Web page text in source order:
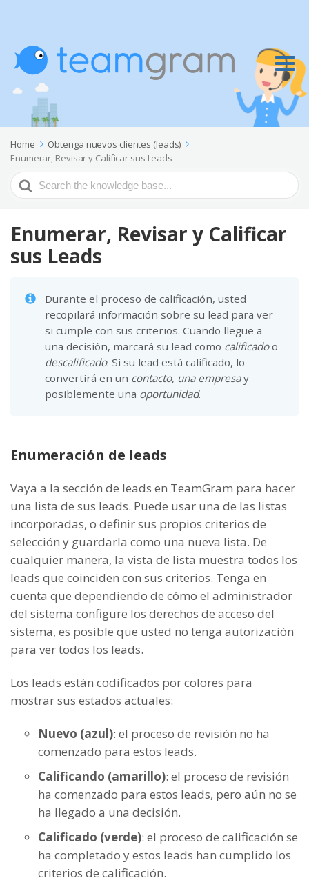
Home
Obtenga nuevos clientes (leads)
Enumerar, Revisar y Calificar sus Leads
Search
For
Enumerar, Revisar y Calificar
sus Leads
Durante el proceso de calificación, usted
recopilará información sobre su lead para ver
si cumple con sus criterios. Cuando llegue a
una decisión, marcará su lead como calificadoo
descalificado. Si su lead está calificado, lo
convertirá en un contacto, una empresay
posiblemente una oportunidad.
Enumeración de leads
Vaya a la sección de leads en TeamGram para hacer
una lista de sus leads. Puede usar una de las listas
incorporadas, o definir sus propios criterios de
selección y guardarla como una nueva lista. De
cualquier manera, la vista de lista muestra todos los
leads que coinciden con sus criterios. Tenga en
cuenta que dependiendo de cómo el administrador
del sistema configure los derechos de acceso del
sistema, es posible que usted no tenga autorización
para ver todos los leads.
Los leads están codificados por colores para
mostrar sus estados actuales:
Nuevo (azul): el proceso de revisión no ha
comenzado para estos leads.
Calificando (amarillo): el proceso de revisión
ha comenzado para estos leads, pero aún no se
ha llegado a una decisión.
Calificado (verde): el proceso de calificación se
ha completado y estos leads han cumplido los
criterios de calificación.